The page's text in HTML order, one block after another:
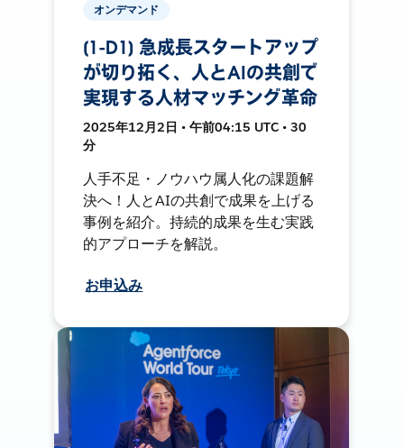
オンデマンド
[1-D1] 急成長スタートアップ
が切り拓く、人とAIの共創で
実現する人材マッチング革命
2025年12月2日 • 午前04:15 UTC • 30
分
人手不足・ノウハウ属人化の課題解
決へ！人とAIの共創で成果を上げる
事例を紹介。持続的成果を生む実践
的アプローチを解説。
お申込み